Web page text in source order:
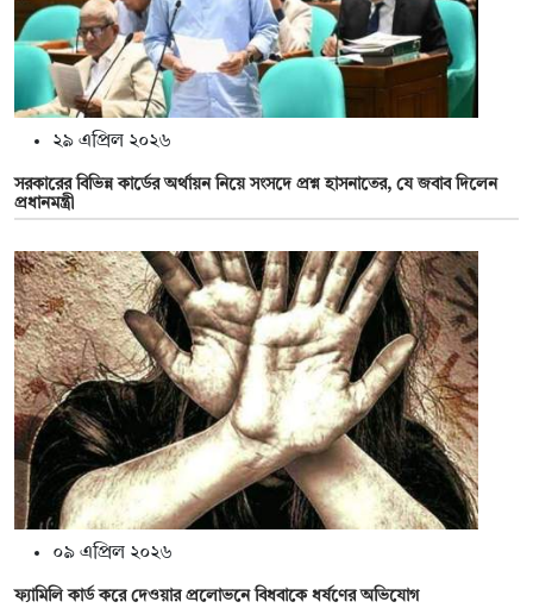
২৯ এপ্রিল ২০২৬
সরকারের বিভিন্ন কার্ডের অর্থায়ন নিয়ে সংসদে প্রশ্ন হাসনাতের, যে জবাব দিলেন
প্রধানমন্ত্রী
০৯ এপ্রিল ২০২৬
ফ্যামিলি কার্ড করে দেওয়ার প্রলোভনে বিধবাকে ধর্ষণের অভিযোগ